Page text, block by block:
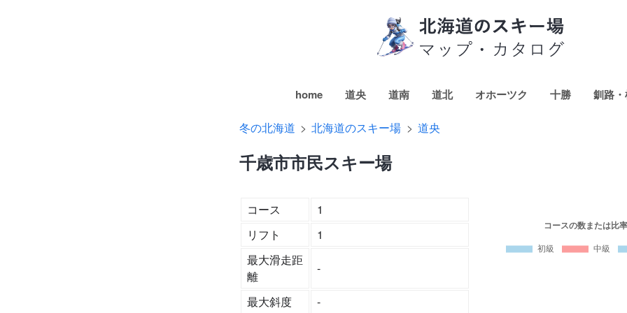
home 道央 道南 道北 オホーツク 十勝 釧路
冬の北海道 北海道のスキー場 道央
千歳市市民スキー場
コース
1
リフト
1
最大滑走距
離
-
最大斜度 -